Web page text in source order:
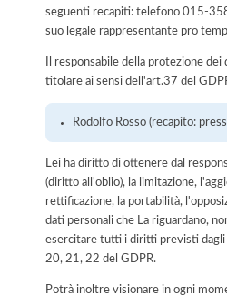
seguenti recapiti: telefono 015-
suo legale rappresentante pro
Il responsabile della protezione dei
titolare ai sensi dell'art.37 del
Rodolfo Rosso (recapito:
Lei ha diritto di ottenere dal
(diritto all'oblio), la limitazione,
rettificazione, la portabilità,
dati personali che La riguardano,
esercitare tutti i diritti previsti
20, 21, 22 del GDPR.
Potrà inoltre visionare in ogni